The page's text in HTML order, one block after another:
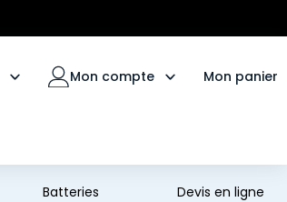
Mon compte Mon panier
Batteries Devis en ligne